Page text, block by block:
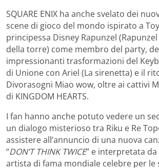
SQUARE ENIX ha anche svelato dei
scene di gioco del mondo ispirato a
principessa Disney Rapunzel (Rapunzel
della torre) come membro del party,
impressionanti trasformazioni del
di Unione con Ariel (La sirenetta) e il
Divorasogni Miao wow, oltre ai cattivi
di KINGDOM HEARTS.
I fan hanno anche potuto vedere un
un dialogo misterioso tra Riku e Re
assistere all’annuncio di una nuova
“DON’T THINK TWICE” e interpretata da
artista di fama mondiale celebre per le